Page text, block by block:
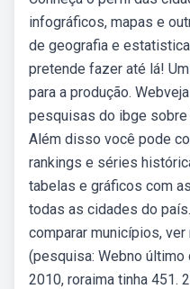
infográficos, mapas e
de geografia e
pretende fazer até lá!
para a produção.
pesquisas do ibge
Além disso você pode
rankings e séries
tabelas e gráficos com
todas as cidades do
comparar municípios,
(pesquisa: Webno
2010, roraima tinha 451.